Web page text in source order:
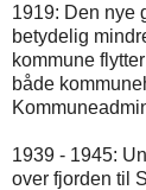
1919: Den nye
betydelig
kommune
både
1939 - 1945:
over fjorden til